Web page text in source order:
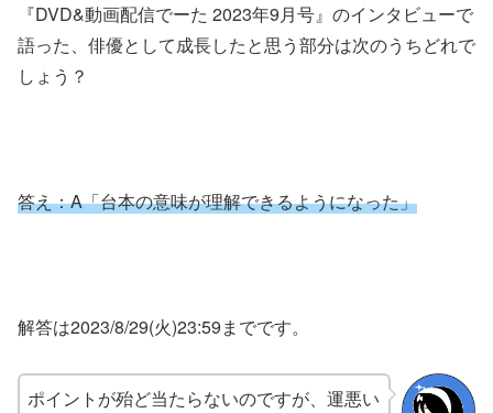
『DVD&動画配信でーた 2023年9月号』のインタビューで
語った、俳優として成長したと思う部分は次のうちどれで
しょう？
答え：A「台本の意味が理解できるようになった」
解答は2023/8/29(火)23:59までです。
ポイントが殆ど当たらないのですが、運悪い